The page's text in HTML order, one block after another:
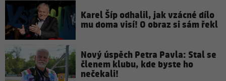
Karel Šíp odhalil, jak vzácné dílo
mu doma visí! O obraz si sám řekl
Nový úspěch Petra Pavla: Stal se
členem klubu, kde byste ho
nečekali!